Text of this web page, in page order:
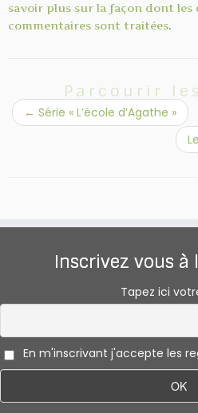
savoir plus sur la façon dont les
commentaires sont traitées.
Parcourir
← Série « L’école d’Agathe »
Inscrivez vous à
Tapez ici
En m'inscrivant j'accepte les